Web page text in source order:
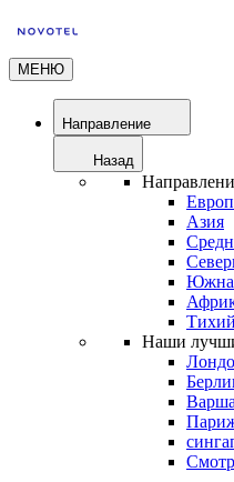
МЕНЮ
Направление
Назад
Азия
Наши